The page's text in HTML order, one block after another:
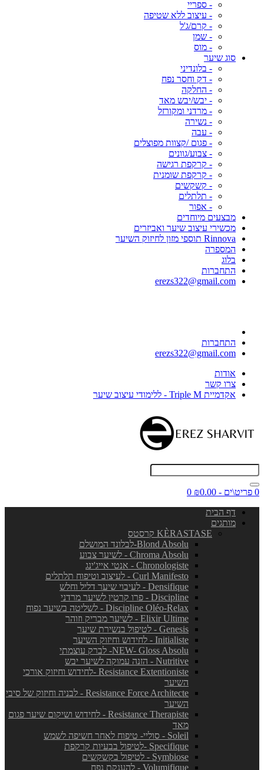
- ספריי
- עיצוב ללא שטיפה
- קרם/ג'ל
- שמן
- מוס
סוג שיער
- בלונדיני
- דק וחסר נפח
- החלקה
- יבש/יבש מאד
- מרדני ומקורזל
- נשירה
- עבה
- פגום /קצוות מפוצלים
- צבוע/גוונים
- קרקפת רגישה
- קרקפת שומנית
- קשקשים
- תלתלים
- אפור
מבצעים מיוחדים
מכשירי עיצוב שיער ואביזרים
Rinnova תוספי מזון לחיזוק השיער
המספרה
בלוג
התחברות
erezs322@gmail.com
התחברות
erezs322@gmail.com
אודות
צרו קשר
אקדמיית Triple M - ללימודי עיצוב שיער
0 פריט\ים - ₪0.00
0
דף הבית
מותגים
KÈRASTASE קרסטס
Blond Absolu-לבלונד המושלם
Chroma Absolu - לשיער צבוע
Chronologiste - אנטי אייג'ינג
Curl Manifesto - לעיצוב וטיפוח תלתלים
Densifique - לעיבוי שיער דליל וחלש
Discipline - פרו קרטין לשיער מרדני
Discipline Oléo-Relax - לשליטה בשיער נפוח
Elixir Ultime - לשיער מבריק וזוהר
Genesis - לטיפול בנשירת שיער
Initialiste - לחידוש וחיזוק השיער
NEW- Gloss Absolu- לברק עוצמתי
Nutritive - הזנה עמוקה לשיער יבש
Resistance Extentioniste -לחידוש וחיזוק אורכי
השיער
Resistance Force Architecte - לבניה וחיזוק של סיבי
השיער
Resistance Therapiste - לחידוש ושיקום שיער פגום
מאד
Soleil - סוליי- טיפוח לאחר חשיפה לשמש
Specifique -לטיפול בבעיות קרקפת
Symbiose - לטיפול בקשקשים
Volumifique - להענקת נפח